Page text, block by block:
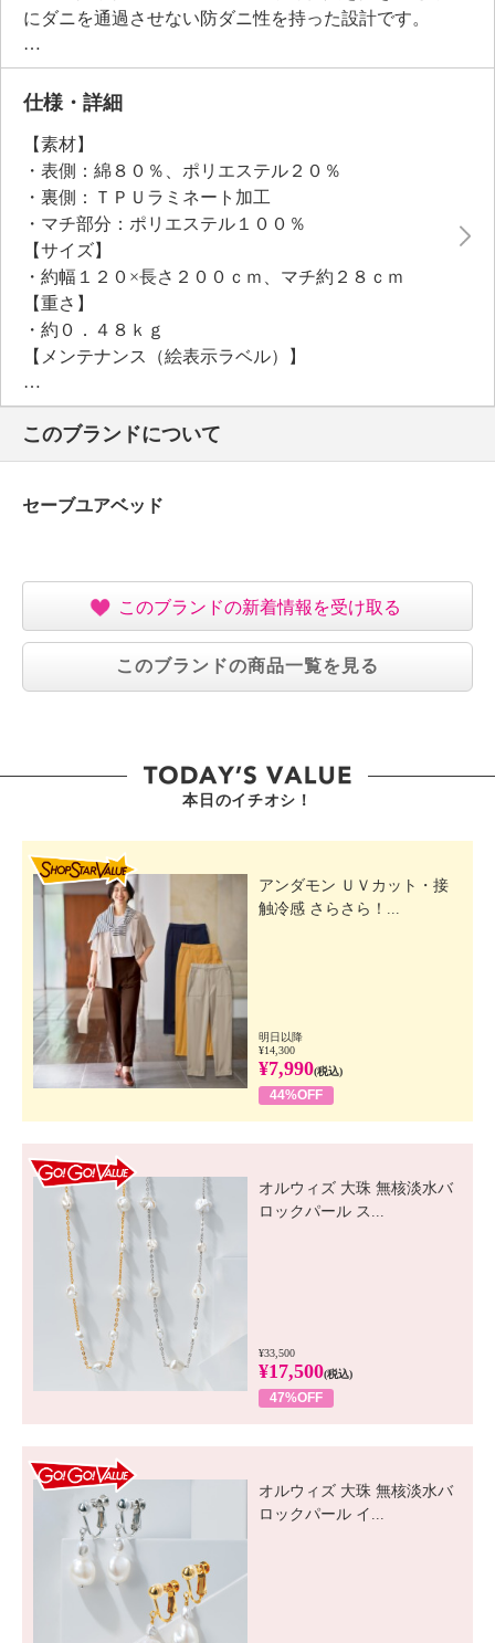
にダニを通過させない防ダニ性を持った設計です。
※表地裏側のＴＰＵラミネート部分のみの効果です。
マチ部分には通気性の良いメッシュ生地使用です。
篠原化学企画のプロテクトシリーズは有名ホテルや介
す。
清潔な寝具環境を維持しやすい寝具のマストアイテム
です。
仕様・詳細
【素材】
・表側：綿８０％、ポリエステル２０％
・裏側：ＴＰＵラミネート加工
・マチ部分：ポリエステル１００％
【サイズ】
・約幅１２０×長さ２００ｃｍ、マチ約２８ｃｍ
【重さ】
・約０．４８ｋｇ
【メンテナンス（絵表示ラベル）】
・洗濯機：可
・漂白処理：塩素系・酸素系漂白不可
・タンブル乾燥：可（低温）
・自然乾燥：日陰の吊り干し
・ドライクリーニング：不可
このブランドについて
セーブユアベッド
このブランドの新着情報を受け取る
このブランドの商品一覧を見る
本日のイチオシ！
アンダモン ＵＶカット・接
触冷感 さらさら！...
明日以降
¥14,300
¥7,990(税込)
44%OFF
オルウィズ 大珠 無核淡水バ
ロックパール ス...
¥33,500
¥17,500(税込)
47%OFF
オルウィズ 大珠 無核淡水バ
ロックパール イ...